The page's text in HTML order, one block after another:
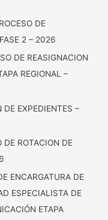
DE
2 – 2026
DE REASIGNACION
REGIONAL –
DE EXPEDIENTES –
DE ROTACION DE
ENCARGATURA DE
ESPECIALISTA DE
ETAPA